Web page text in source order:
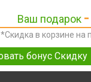
Ваш подарок
*Скидка в корзине на
бонус Скидку